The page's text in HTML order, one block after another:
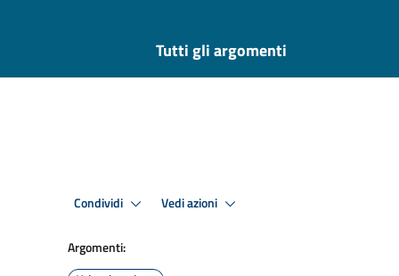
Tutti gli argomenti
Condividi Vedi azioni
Argomenti: